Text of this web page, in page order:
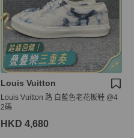
Louis Vuitton
Louis Vuitton 路 白藍色老花板鞋 @4
2碼
HKD 4,680